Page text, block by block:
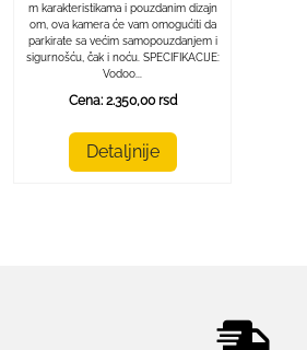
m karakteristikama i pouzdanim dizajn
om, ova kamera će vam omogućiti da
parkirate sa većim samopouzdanjem i
sigurnošću, čak i noću. SPECIFIKACIJE:
Vodoo...
Cena: 2.350,00 rsd
Detaljnije